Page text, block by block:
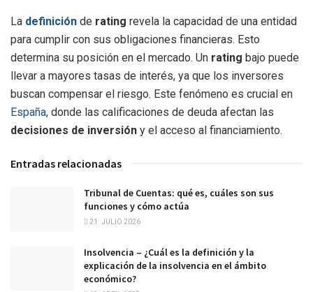
La definición de rating revela la capacidad de una entidad
para cumplir con sus obligaciones financieras. Esto
determina su posición en el mercado. Un rating bajo puede
llevar a mayores tasas de interés, ya que los inversores
buscan compensar el riesgo. Este fenómeno es crucial en
España, donde las calificaciones de deuda afectan las
decisiones de inversión y el acceso al financiamiento.
Entradas relacionadas
Tribunal de Cuentas: qué es, cuáles son sus
funciones y cómo actúa
21. JULIO 2026
Insolvencia – ¿Cuál es la definición y la
explicación de la insolvencia en el ámbito
económico?